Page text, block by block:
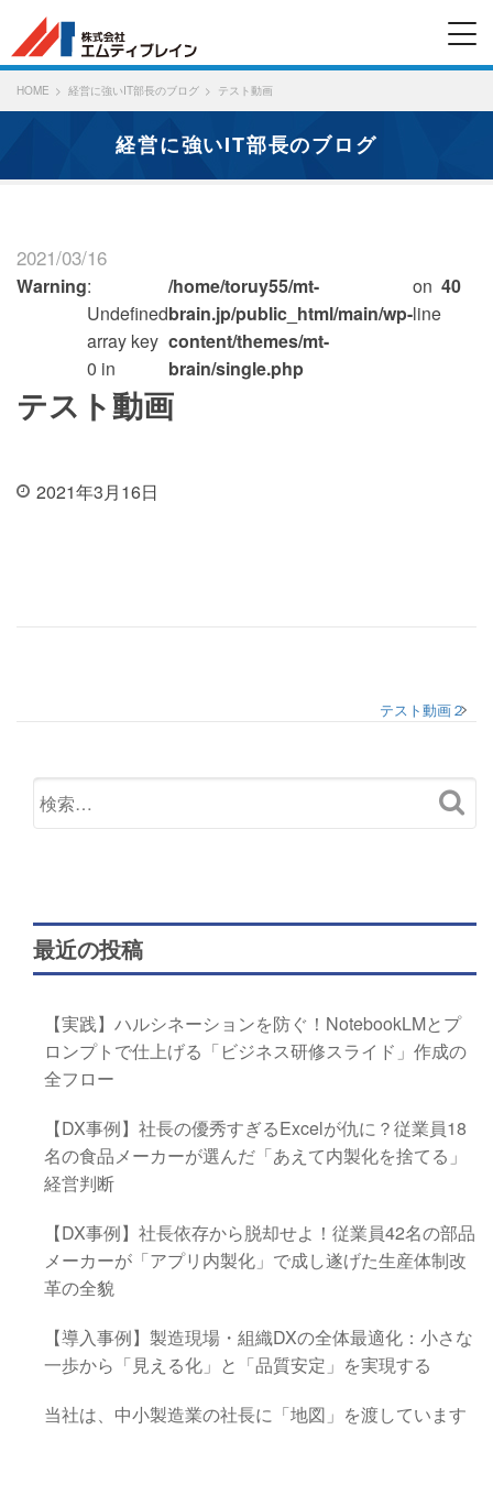
HOME 経営に強いIT部長のブログ テスト動画
経営に強いIT部長のブログ
2021/03/16
Warning:
Undefined
array key
0 in
/home/toruy55/mt-
brain.jp/public_html/main/wp-
content/themes/mt-
brain/single.php
on
line
40
テスト動画
2021年3月16日
テスト動画２
最近の投稿
【実践】ハルシネーションを防ぐ！NotebookLMとプ
ロンプトで仕上げる「ビジネス研修スライド」作成の
全フロー
【DX事例】社長の優秀すぎるExcelが仇に？従業員18
名の食品メーカーが選んだ「あえて内製化を捨てる」
経営判断
【DX事例】社長依存から脱却せよ！従業員42名の部品
メーカーが「アプリ内製化」で成し遂げた生産体制改
革の全貌
【導入事例】製造現場・組織DXの全体最適化：小さな
一歩から「見える化」と「品質安定」を実現する
当社は、中小製造業の社長に「地図」を渡しています